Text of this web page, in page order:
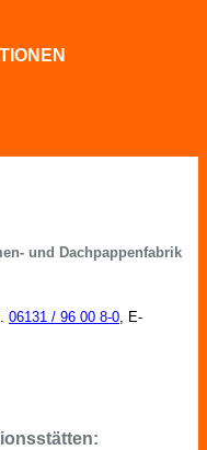
und Dachpappenfabrik
06131 / 96 00 8-0, E-